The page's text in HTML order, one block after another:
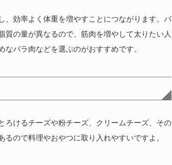
、効率よく体重を増やすことにつながります。バ
の量が異なるので、筋肉を増やして太りたい人
バラ肉などを選ぶのがおすすめです。
ろけるチーズや粉チーズ、クリームチーズ、その
ので料理やおやつに取り入れやすいですよ。